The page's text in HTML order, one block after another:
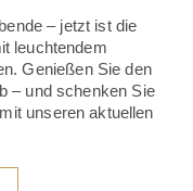
– jetzt ist die
leuchtendem
Genießen Sie den
– und schenken Sie
unseren aktuellen